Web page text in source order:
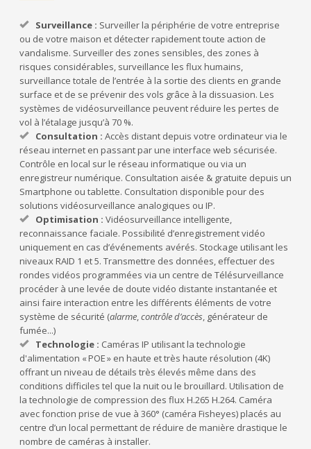
Surveillance : Surveiller la périphérie de votre entreprise
ou de votre maison et détecter rapidement toute action de
vandalisme. Surveiller des zones sensibles, des zones à
risques considérables, surveillance les flux humains,
surveillance totale de l’entrée à la sortie des clients en grande
surface et de se prévenir des vols grâce à la dissuasion. Les
systèmes de vidéosurveillance peuvent réduire les pertes de
vol à l’étalage jusqu’à 70 %.
Consultation : Accès distant depuis votre ordinateur via le
réseau internet en passant par une interface web sécurisée.
Contrôle en local sur le réseau informatique ou via un
enregistreur numérique. Consultation aisée & gratuite depuis un
Smartphone ou tablette. Consultation disponible pour des
solutions vidéosurveillance analogiques ou IP.
Optimisation : Vidéosurveillance intelligente,
reconnaissance faciale. Possibilité d’enregistrement vidéo
uniquement en cas d’événements avérés. Stockage utilisant les
niveauxRAID 1 et 5. Transmettre des données, effectuer des
rondes vidéos programmées via un centre de Télésurveillance
procéder à une levée de doute vidéo distante instantanée et
ainsi faire interaction entre les différents éléments de votre
système de sécurité (alarme,contrôle d’accès, générateur de
fumée...)
Technologie : Caméras IP utilisant la technologie
d'alimentation «POE» en haute et très haute résolution (4K)
offrant un niveau de détails très élevés même dans des
conditions difficiles tel que la nuit ou le brouillard. Utilisation de
la technologie de compression des fluxH.265 H.264. Caméra
avec fonction prise de vue à 360° (caméra Fisheyes) placés au
centre d’un local permettant de réduire de manière drastique le
nombre de caméras à installer.